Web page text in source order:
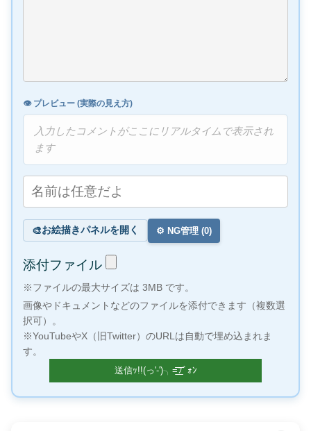
👁️ プレビュー (実際の見え方)
入力したコメントがここにリアルタイムで表示され
ます
🎨お絵描きパネルを開く ⚙️ NG管理 (0)
添付ファイル
※ファイルの最大サイズは 3MB です。
画像やドキュメントなどのファイルを添付できます（複数選
択可）。
※YouTubeやX（旧Twitter）のURLは自動で埋め込まれま
す。